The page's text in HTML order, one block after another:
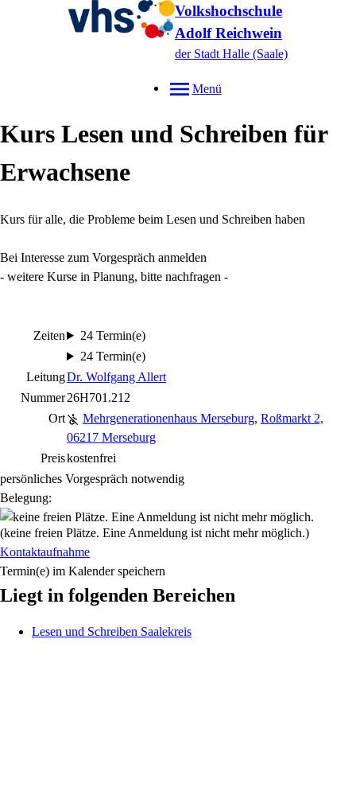
Volkshochschule
Adolf Reichwein
der Stadt Halle (Saale)
Menü
Kurs Lesen und Schreiben für
Erwachsene
Kurs für alle, die Probleme beim Lesen und Schreiben haben
Bei Interesse zum Vorgespräch anmelden
- weitere Kurse in Planung, bitte nachfragen -
Zeiten
24 Termin(e)
24 Termin(e)
LeitungDr. Wolfgang Allert
Nummer26H701.212
Ort
Mehrgenerationenhaus Merseburg, Roßmarkt 2,
06217 Merseburg
Preiskostenfrei
persönliches Vorgespräch notwendig
Belegung:
(keine freien Plätze. Eine Anmeldung ist nicht mehr möglich.)
Kontaktaufnahme
Termin(e) im Kalender speichern
Liegt in folgenden Bereichen
Lesen und Schreiben Saalekreis